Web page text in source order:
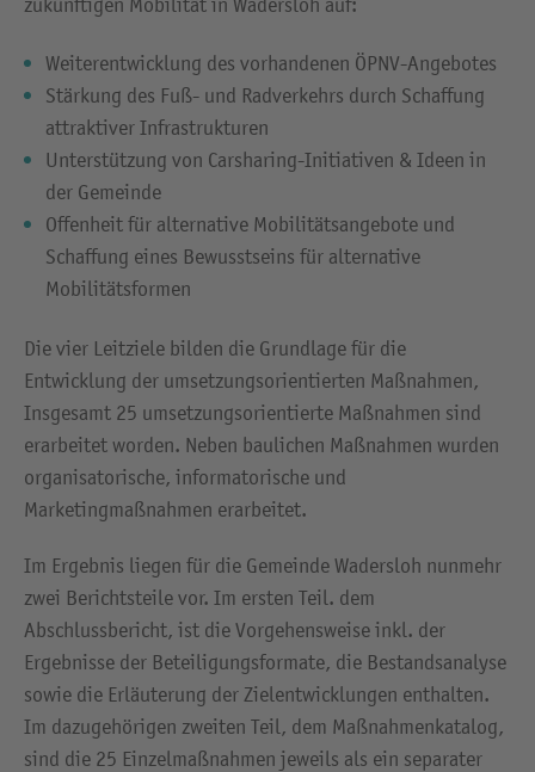
zukünftigen Mobilität in Wadersloh auf:
Weiterentwicklung des vorhandenen ÖPNV-Angebotes
Stärkung des Fuß- und Radverkehrs durch Schaffung
attraktiver Infrastrukturen
Unterstützung von Carsharing-Initiativen & Ideen in
der Gemeinde
Offenheit für alternative Mobilitätsangebote und
Schaffung eines Bewusstseins für alternative
Mobilitätsformen
Die vier Leitziele bilden die Grundlage für die
Entwicklung der umsetzungsorientierten Maßnahmen,
Insgesamt 25 umsetzungsorientierte Maßnahmen sind
erarbeitet worden. Neben baulichen Maßnahmen wurden
organisatorische, informatorische und
Marketingmaßnahmen erarbeitet.
Im Ergebnis liegen für die Gemeinde Wadersloh nunmehr
zwei Berichtsteile vor. Im ersten Teil. dem
Abschlussbericht, ist die Vorgehensweise inkl. der
Ergebnisse der Beteiligungsformate, die Bestandsanalyse
sowie die Erläuterung der Zielentwicklungen enthalten.
Im dazugehörigen zweiten Teil, dem Maßnahmenkatalog,
sind die 25 Einzelmaßnahmen jeweils als ein separater